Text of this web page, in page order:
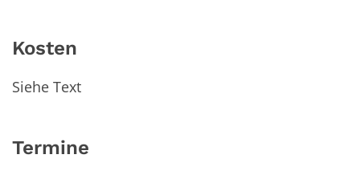
Kosten
Siehe Text
Termine